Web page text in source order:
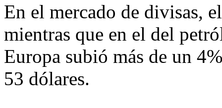
En el mercado de divisas,
mientras que en el del
Europa subió más de un
53 dólares.